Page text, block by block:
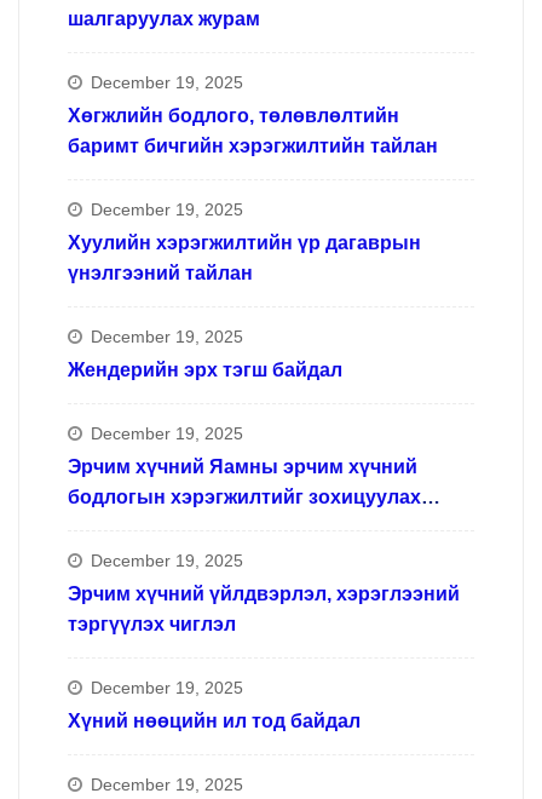
шалгаруулах журам
December 19, 2025
Хөгжлийн бодлого, төлөвлөлтийн
баримт бичгийн хэрэгжилтийн тайлан
December 19, 2025
Хуулийн хэрэгжилтийн үр дагаврын
үнэлгээний тайлан
December 19, 2025
Жендерийн эрх тэгш байдал
December 19, 2025
Эрчим хүчний Яамны эрчим хүчний
бодлогын хэрэгжилтийг зохицуулах
December 19, 2025
Эрчим хүчний үйлдвэрлэл, хэрэглээний
тэргүүлэх чиглэл
December 19, 2025
Хүний нөөцийн ил тод байдал
December 19, 2025